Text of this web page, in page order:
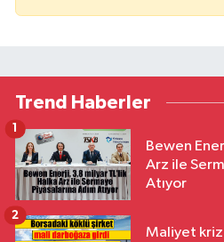
Trend Haberler
Bewen
Arz ile
Atıyor
1
Maliyet
2